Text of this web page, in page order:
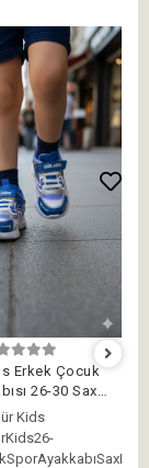
Erkek Çocuk
26-30 Sax
Kids